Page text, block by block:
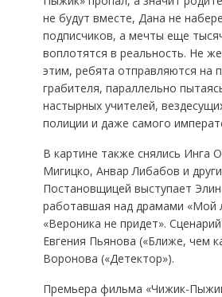
не будут вместе, Дана не
подписчиков, а мечты еще
воплотятся в реальность. Не
этим, ребята отправляются на
грабителя, параллельно
настырных учителей,
полиции и даже самого
В картине также снялись Инга
Мигицко, Анвар Либабов и
Постановщицей выступает
работавшая над драмами «Мой
«Вероника не придет».
Евгения Пьянова («Ближе, чем
Воронова («Детектор»).
Премьера фильма «Чижик-